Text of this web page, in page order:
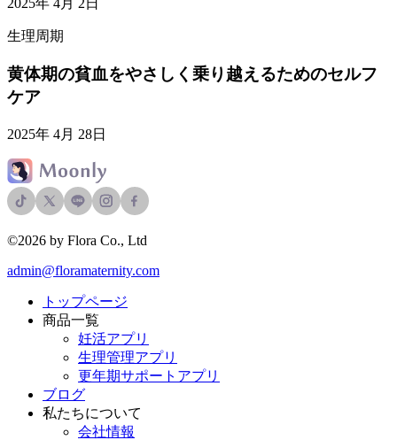
2025年 4月 2日
生理周期
黄体期の貧血をやさしく乗り越えるためのセルフ
ケア
2025年 4月 28日
©2026 by Flora Co., Ltd
admin@floramaternity.com
トップページ
商品一覧
妊活アプリ
生理管理アプリ
更年期サポートアプリ
ブログ
私たちについて
会社情報